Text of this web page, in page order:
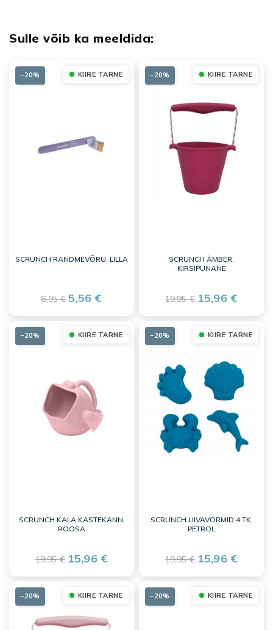
KIIRE TARNE
SCRUNCH RANDMEVÕRU, LILLA
6,95 € 5,56 €
−20% KIIRE TARNE
SCRUNCH ÄMBER,
KIRSIPUNANE
19,95 € 15,96 €
−20%
KIIRE TARNE
SCRUNCH KALA KASTEKANN,
ROOSA
19,95 € 15,96 €
−20% KIIRE TARNE
SCRUNCH LIIVAVORMID 4 TK,
PETROL
19,95 € 15,96 €
−20%
KIIRE TARNE
−20% KIIRE TARNE
−20%